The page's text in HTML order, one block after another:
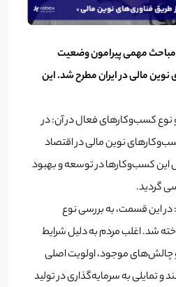
مباحث مهمی پیرامون وضعیت
مالی در ایران مطرح شد. این
کسب‌وکارهای فعال در آن: در
نوین مالی در اقتصاد
این کسب‌وکارها در توسعه و بهبود
گردید.
در این قسمت، به بررسی نوع
شد. اغلب مردم به دلیل شرایط
چالش‌های موجود، اولویت اصلی
و تمایلی به سرمایه‌گذاری در تولید